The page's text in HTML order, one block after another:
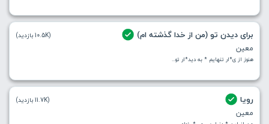
برای دیدن تو (من از خدا گذشته ام)
معین
هنوز از ی*ار تنهایم * به دید*ار تو...
(10.5K بازدید)
رویا
معین
(11.7K بازدید)